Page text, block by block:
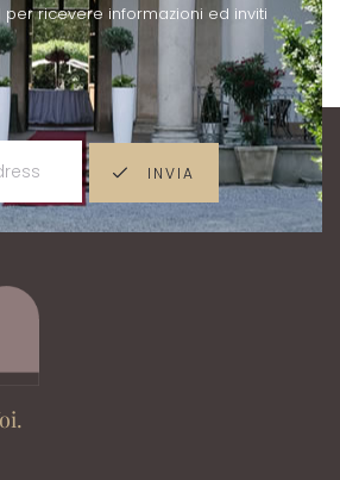
per ricevere informazioni ed inviti
INVIA